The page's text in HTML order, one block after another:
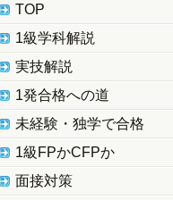
TOP
1級学科解説
実技解説
1発合格への道
未経験・独学で合格
1級FPかCFPか
面接対策